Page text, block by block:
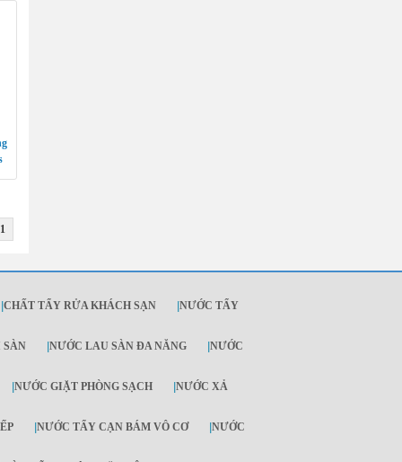
1
|CHẤT TẨY RỬA KHÁCH SẠN |NƯỚC TẨY
SÀN |NƯỚC LAU SÀN ĐA NĂNG |NƯỚC
|NƯỚC GIẶT PHÒNG SẠCH |NƯỚC XẢ
|NƯỚC TẨY CẠN BÁM VÔ CƠ |NƯỚC